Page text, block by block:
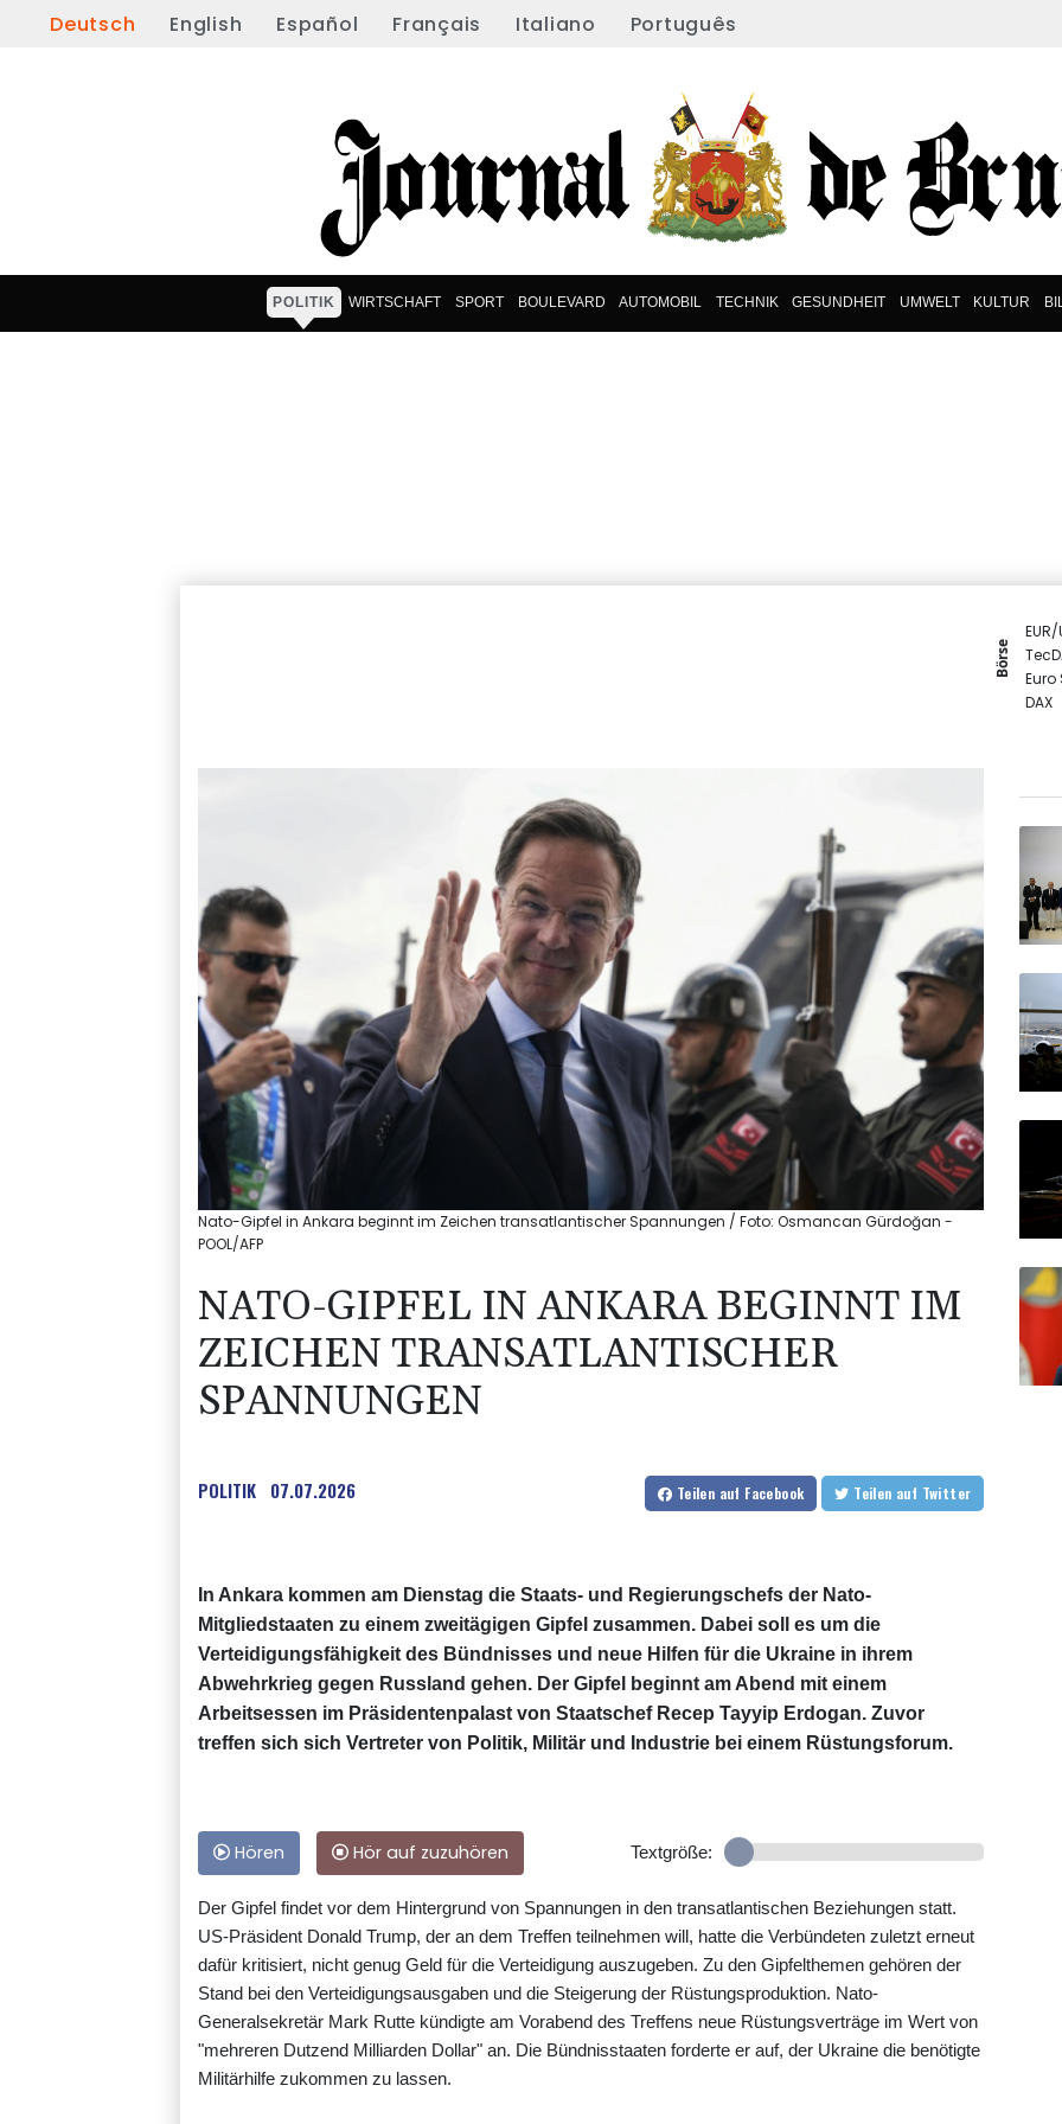
Deutsch English Español Français Italiano Português
POLITIK WIRTSCHAFT SPORT BOULEVARD AUTOMOBIL TECHNIK GESUNDHEIT UMWELT KULTUR
Börse
EUR/
Euro
DAX
Nato-Gipfel in Ankara beginnt im Zeichen transatlantischer Spannungen / Foto: Osmancan Gürdoğan -
POOL/AFP
NATO-GIPFEL IN ANKARA BEGINNT IM
ZEICHEN TRANSATLANTISCHER
SPANNUNGEN
POLITIK 07.07.2026 Teilen auf Facebook Teilen auf Twitter
In Ankara kommen am Dienstag die Staats- und Regierungschefs der Nato-
Mitgliedstaaten zu einem zweitägigen Gipfel zusammen. Dabei soll es um die
Verteidigungsfähigkeit des Bündnisses und neue Hilfen für die Ukraine in ihrem
Abwehrkrieg gegen Russland gehen. Der Gipfel beginnt am Abend mit einem
Arbeitsessen im Präsidentenpalast von Staatschef Recep Tayyip Erdogan. Zuvor
treffen sich sich Vertreter von Politik, Militär und Industrie bei einem Rüstungsforum.
Hören Hör auf zuzuhören Textgröße:
Der Gipfel findet vor dem Hintergrund von Spannungen in den transatlantischen Beziehungen statt.
US-Präsident Donald Trump, der an dem Treffen teilnehmen will, hatte die Verbündeten zuletzt erneut
dafür kritisiert, nicht genug Geld für die Verteidigung auszugeben. Zu den Gipfelthemen gehören der
Stand bei den Verteidigungsausgaben und die Steigerung der Rüstungsproduktion. Nato-
Generalsekretär Mark Rutte kündigte am Vorabend des Treffens neue Rüstungsverträge im Wert von
"mehreren Dutzend Milliarden Dollar" an. Die Bündnisstaaten forderte er auf, der Ukraine die benötigte
Militärhilfe zukommen zu lassen.